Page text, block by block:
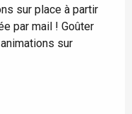
sur place à partir
par mail ! Goûter
sur